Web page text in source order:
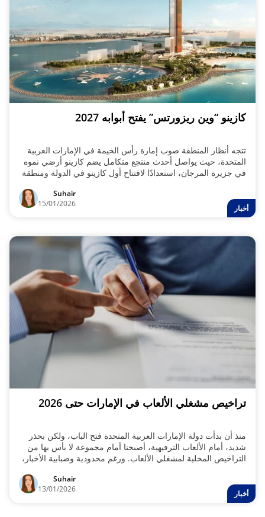
كازينو “وين ريزورتس” يفتح أبوابه 2027
تتجه أنظار المنطقة صوب إمارة رأس الخيمة في الإمارات العربية
المتحدة، حيث يواصل أحدث منتجع متكامل يضم كازينو أرضي نموه
في جزيرة المرجان، استعدادًا لافتتاح أول كازينو في الدولة ومنطقة
Suhair
15/01/2026
أخبار
تراخيص مشغلي الألعاب في الإمارات حتى 2026
منذ أن بدأت دولة الإمارات العربية المتحدة فتح الباب، ولكن بحذر
شديد، أمام الألعاب الترفيهية، أصبحنا أمام مجموعة لا بأس بها من
التراخيص المحلية لمشغلي الألعاب. ورغم محدودية وضبابية الأخبار،
Suhair
13/01/2026
أخبار